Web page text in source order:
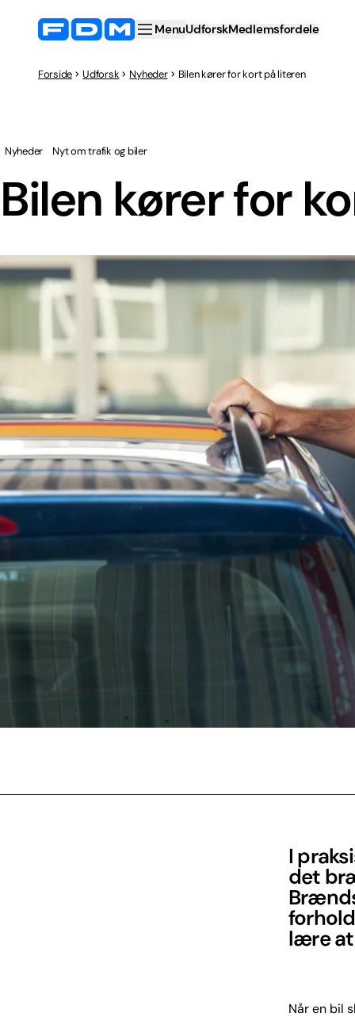
MenuUdforskMedlemsfordele
Forside Udforsk Nyheder Bilen kører for kort på literen
Bilen kører for
Nyheder Nyt om trafik og biler
I
det
lære at
Når en bil